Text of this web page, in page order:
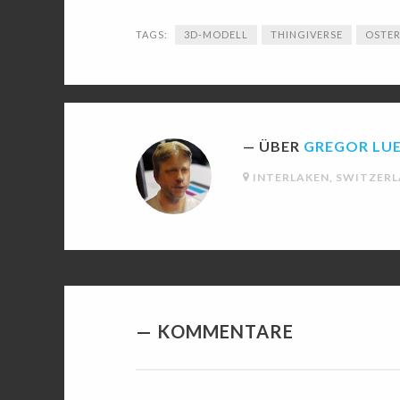
TAGS: 3D-MODELL THINGIVERSE
ÜBER GREGOR
INTERLAKEN,
KOMMENTARE